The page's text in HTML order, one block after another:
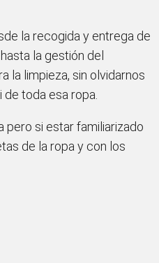
la recogida y entrega de
la gestión del
la limpieza, sin olvidarnos
de toda esa ropa.
pero si estar familiarizado
de la ropa y con los